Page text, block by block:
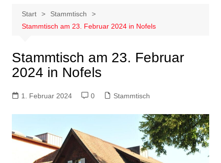
Start
Stammtisch
Stammtisch am 23. Februar 2024 in Nofels
Stammtisch am 23. Februar
2024 in Nofels
1. Februar 2024 0 Stammtisch